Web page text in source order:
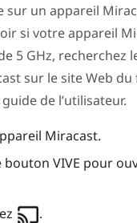
sur un appareil
si votre appareil
5 GHz, recherchez
sur le site Web
de l’utilisateur.
Miracast.
bouton VIVE pour
.